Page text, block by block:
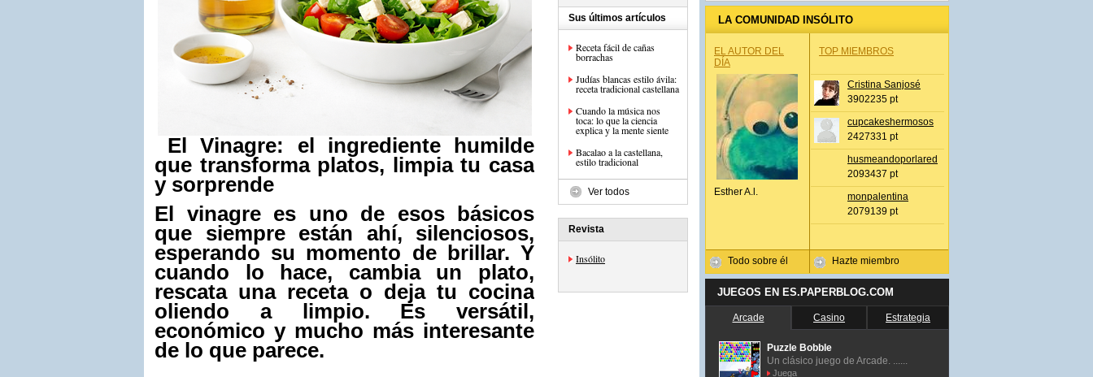
El Vinagre: el ingrediente humilde
que transforma platos, limpia tu casa
y sorprende
El vinagre es uno de esos básicos
que siempre están ahí, silenciosos,
esperando su momento de brillar. Y
cuando lo hace, cambia un plato,
rescata una receta o deja tu cocina
oliendo a limpio. Es versátil,
económico y mucho más interesante
de lo que parece.
Sus últimos artículos
Receta fácil de cañas
borrachas
Judías blancas estilo ávila:
receta tradicional castellana
Cuando la música nos
toca: lo que la ciencia
explica y la mente siente
Bacalao a la castellana,
estilo tradicional
Ver todos
Revista
Insólito
LA COMUNIDAD INSÓLITO
EL AUTOR DEL
DÍA
Esther A.l.
Todo sobre él
TOP MIEMBROS
Cristina Sanjosé
3902235 pt
cupcakeshermosos
2427331 pt
husmeandoporlared
2093437 pt
monpalentina
2079139 pt
Hazte miembro
JUEGOS EN ES.PAPERBLOG.COM
Arcade Casino Estrategia
Puzzle Bobble
Un clásico juego de Arcade. ......
Juega